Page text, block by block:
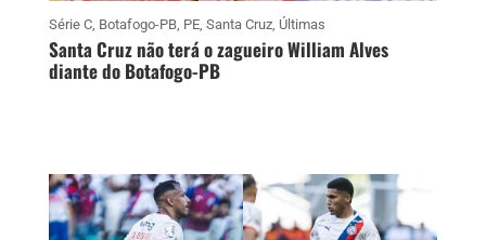
Série C, Botafogo-PB, PE, Santa Cruz, Últimas
Santa Cruz não terá o zagueiro William Alves
diante do Botafogo-PB